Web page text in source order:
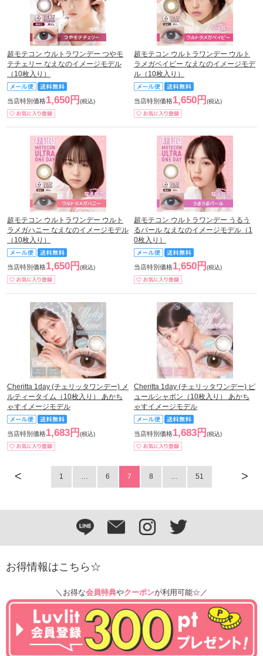
超モテコン ウルトラワンデー つやモ
テチェリー なえなのイメージモデル
（10枚入り）
当店特別価格1,650円 (税込)
超モテコン ウルトラワンデー ウルト
ラメガベイビー なえなのイメージモデ
ル（10枚入り）
当店特別価格1,650円 (税込)
超モテコン ウルトラワンデー ウルト
ラメガハニー なえなのイメージモデル
（10枚入り）
当店特別価格1,650円 (税込)
超モテコン ウルトラワンデー うるう
るパール なえなのイメージモデル（1
0枚入り）
当店特別価格1,650円 (税込)
Cheritta 1day (チェリッタワンデー) メ
ルティータイム（10枚入り） あかち
ゃすイメージモデル
当店特別価格1,683円 (税込)
Cheritta 1day (チェリッタワンデー) ピ
ュールシャボン（10枚入り） あかち
ゃすイメージモデル
当店特別価格1,683円 (税込)
< >
1 … 6 7 8 … 51
お得情報はこちら☆
＼お得な会員特典やクーポンが利用可能☆／